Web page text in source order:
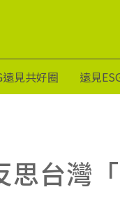
遠見共好圈 遠見
思台灣